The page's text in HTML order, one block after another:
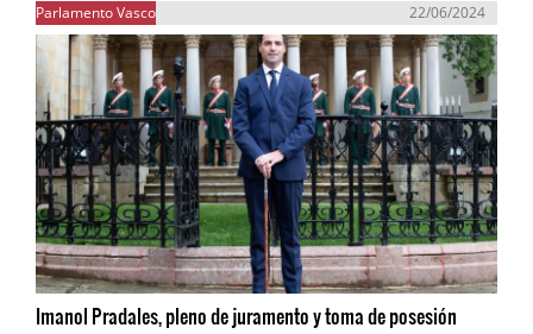
Parlamento Vasco 22/06/2024
Imanol Pradales, pleno de juramento y toma de posesión